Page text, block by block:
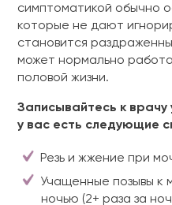
симптоматикой обычно
которые не дают
становится
может нормально
половой жизни.
Записывайтесь к врачу
у вас есть следующие
Резь и жжение при
Учащенные позывы к
ночью (2+ раза за